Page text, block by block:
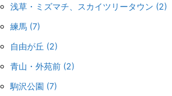
浅草・ミズマチ、スカイツリータウン (2)
練馬 (7)
自由が丘 (2)
青山・外苑前 (2)
駒沢公園 (7)